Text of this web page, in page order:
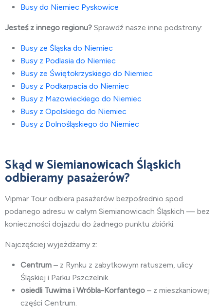
Busy do Niemiec Pyskowice
Jesteś z innego regionu? Sprawdź nasze inne podstrony:
Busy ze Śląska do Niemiec
Busy z Podlasia do Niemiec
Busy ze Świętokrzyskiego do Niemiec
Busy z Podkarpacia do Niemiec
Busy z Mazowieckiego do Niemiec
Busy z Opolskiego do Niemiec
Busy z Dolnośląskiego do Niemiec
Skąd w Siemianowicach Śląskich
odbieramy pasażerów?
Vipmar Tour odbiera pasażerów bezpośrednio spod
podanego adresu w całym Siemianowicach Śląskich — bez
konieczności dojazdu do żadnego punktu zbiórki.
Najczęściej wyjeżdżamy z:
Centrum – z Rynku z zabytkowym ratuszem, ulicy
Śląskiej i Parku Pszczelnik.
osiedli Tuwima i Wróbla-Korfantego – z mieszkaniowej
części Centrum.